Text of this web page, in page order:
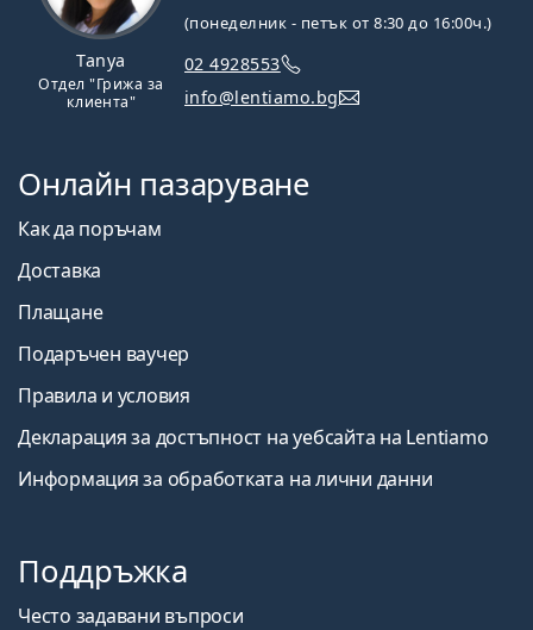
Tanya
Отдел "Грижа за
клиента"
(понеделник - петък от 8:30 до 16:00ч.)
02 4928553
info@lentiamo.bg
Онлайн пазаруване
Как да поръчам
Доставка
Плащане
Подаръчен ваучер
Правила и условия
Декларация за достъпност на уебсайта на Lentiamo
Информация за обработката на лични данни
Поддръжка
Често задавани въпроси